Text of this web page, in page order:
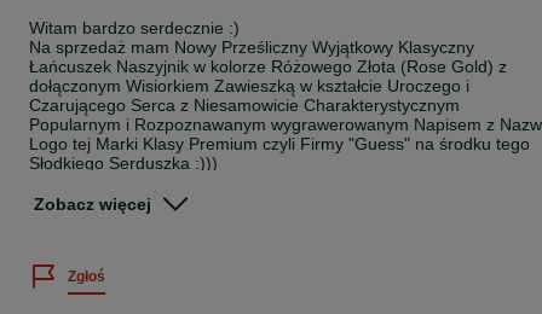
Witam bardzo serdecznie :)
Na sprzedaż mam Nowy Prześliczny Wyjątkowy Klasyczny
Łańcuszek Naszyjnik w kolorze Różowego Złota (Rose Gold) z
dołączonym Wisiorkiem Zawieszką w kształcie Uroczego i
Czarującego Serca z Niesamowicie Charakterystycznym
Popularnym i Rozpoznawanym wygrawerowanym Napisem z
Logo tej Marki Klasy Premium czyli Firmy "Guess" na środku tego
Słodkiego Serduszka :)))
Kolor metalu: Pozłacany jak Różowe Złoto Rose Gold Próby 585
Stan: Nowy z metką - Brand New
Cena: jego wartość sklepowa to ok 350zł ale oczywiście sprzedam
Zobacz więcej
Zgłoś